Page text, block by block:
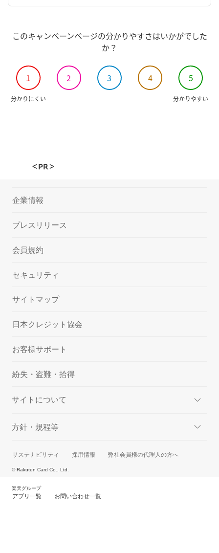
このキャンペーンページの分かりやすさはいかがでした
か？
1 2 3 4 5
分かりにくい 分かりやすい
＜PR＞
企業情報
プレスリリース
会員規約
セキュリティ
サイトマップ
日本クレジット協会
お客様サポート
紛失・盗難・拾得
サイトについて
方針・規程等
サステナビリティ 採用情報 弊社会員様の代理人の方へ
© Rakuten Card Co., Ltd.
楽天グループ
アプリ一覧 お問い合わせ一覧